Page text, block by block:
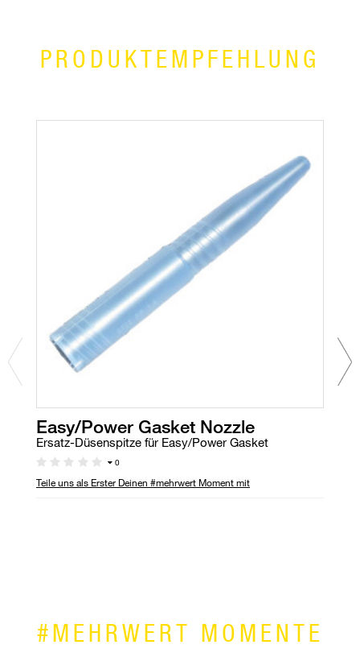
PRODUKTEMPFEHLUNG
Easy/Power Gasket Nozzle
Ersatz-Düsenspitze für Easy/Power Gasket
0
Teile uns als Erster Deinen #mehrwert Moment mit
#MEHRWERT MOMENTE